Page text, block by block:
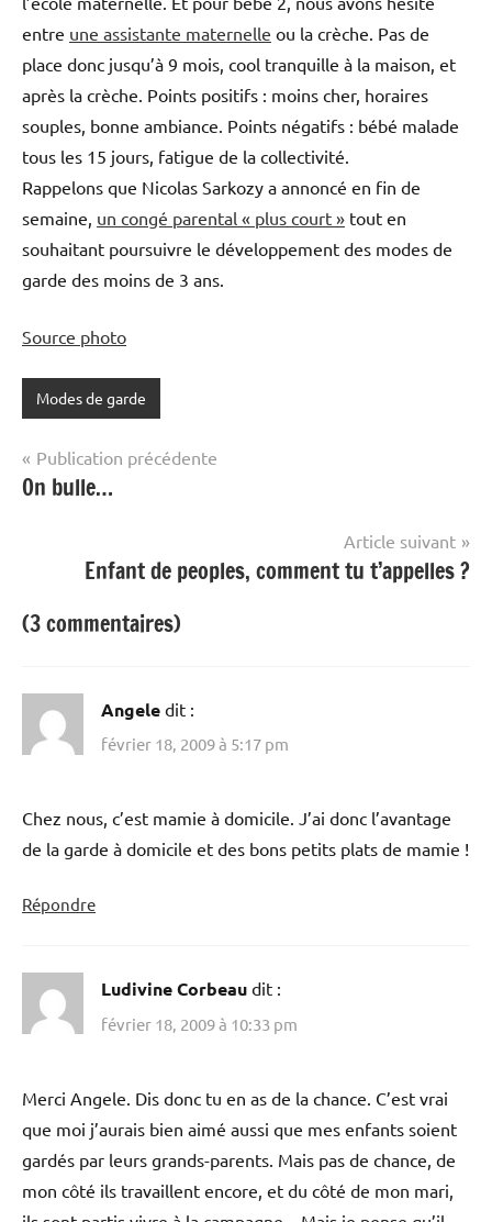
entre une assistante maternelle ou la crèche. Pas de
place donc jusqu’à 9 mois, cool tranquille à la maison, et
après la crèche. Points positifs : moins cher, horaires
souples, bonne ambiance. Points négatifs : bébé malade
tous les 15 jours, fatigue de la collectivité.
Rappelons que Nicolas Sarkozy a annoncé en fin de
semaine, un congé parental « plus court » tout en
souhaitant poursuivre le développement des modes de
garde des moins de 3 ans.
Source photo
Modes de garde
Navigation
de
Publication précédente
On bulle…
Article suivant
Enfant de peoples, comment tu t’appelles ?
(3 commentaires)
Angele dit :
février 18, 2009 à 5:17 pm
Chez nous, c’est mamie à domicile. J’ai donc l’avantage
de la garde à domicile et des bons petits plats de mamie !
Répondre
Ludivine Corbeau dit :
février 18, 2009 à 10:33 pm
Merci Angele. Dis donc tu en as de la chance. C’est vrai
que moi j’aurais bien aimé aussi que mes enfants soient
gardés par leurs grands-parents. Mais pas de chance, de
mon côté ils travaillent encore, et du côté de mon mari,